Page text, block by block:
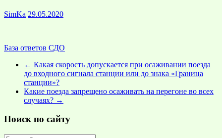
SimKa 29.05.2020
База ответов СДО
← Какая скорость допускается при осаживании поезда
до входного сигнала станции или до знака «Граница
станции»?
Какие поезда запрещено осаживать на перегоне во всех
случаях? →
Поиск по сайту